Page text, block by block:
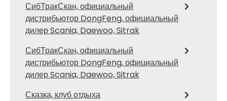
СибТракСкан, официальный
дистрибьютор DongFeng, официальный
дилер Scania, Daewoo, Sitrak
СибТракСкан, официальный
дистрибьютор DongFeng, официальный
дилер Scania, Daewoo, Sitrak
Сказка, клуб отдыха